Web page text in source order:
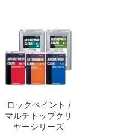
ロックペイント /
マルチトップクリ
ヤーシリーズ